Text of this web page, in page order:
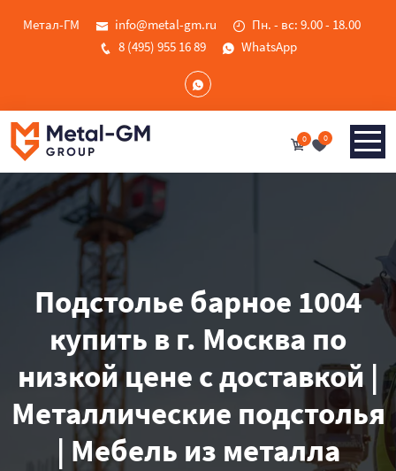
Метал-ГМ info@metal-gm.ru
Пн. - вс: 9.00 - 18.00
8 (495) 955 16 89
WhatsApp
0 0
Подстолье барное 1004
купить в г. Москва по
низкой цене с доставкой |
Металлические подстолья
| Мебель из металла